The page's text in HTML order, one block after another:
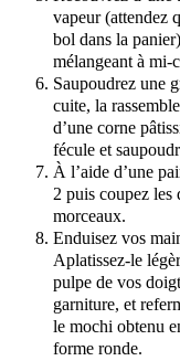
vapeur (attendez
bol dans la
mélangeant à mi-
Saupoudrez une
cuite, la
d’une corne
fécule et
À l’aide d’une
2 puis coupez les
morceaux.
Enduisez vos
Aplatissez-le
pulpe de vos
garniture, et
le mochi obtenu
forme ronde.